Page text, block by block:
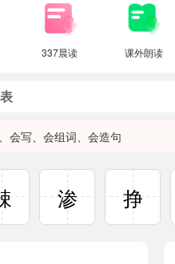
337晨读 课外朗读
会写、会组词、会造句
渗 挣